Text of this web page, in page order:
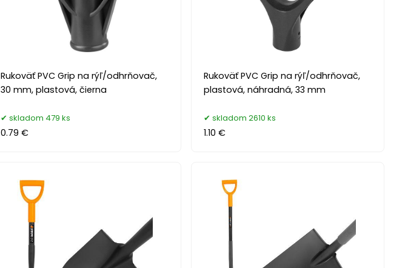
Rukoväť PVC Grip na rýľ/odhrňovač,
30 mm, plastová, čierna
skladom 479 ks
0.79 €
Rukoväť PVC Grip na rýľ/odhrňovač,
plastová, náhradná, 33 mm
skladom 2610 ks
1.10 €